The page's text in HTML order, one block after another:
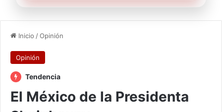
Inicio /Opinión
Opinión
Tendencia
El México de la Presidenta